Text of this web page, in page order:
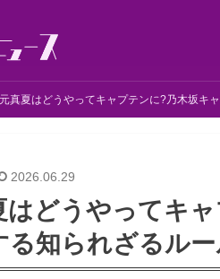
真夏はどうやってキャプテンに?乃木坂キ
2026.06.29
はどうやってキ
る知られざるル